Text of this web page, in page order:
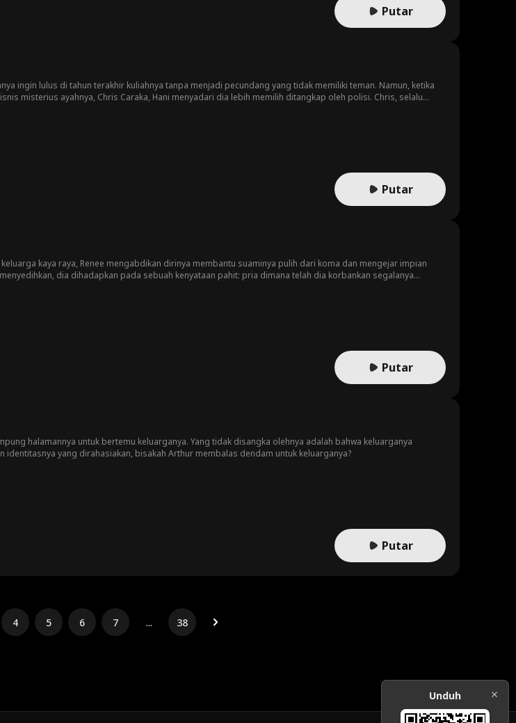
Putar
ingin lulus di tahun terakhir kuliahnya tanpa menjadi pecundang yang tidak memiliki teman. Namun, ketika
misterius ayahnya, Chris Caraka, Hani menyadari dia lebih memilih ditangkap oleh polisi. Chris, selalu
Putar
kaya raya, Renee mengabdikan dirinya membantu suaminya pulih dari koma dan mengejar impian
dia dihadapkan pada sebuah kenyataan pahit: pria dimana telah dia korbankan segalanya
Putar
halamannya untuk bertemu keluarganya. Yang tidak disangka olehnya adalah bahwa keluarganya
yang dirahasiakan, bisakah Arthur membalas dendam untuk keluarganya?
Putar
4 5 6 7 ... 38
Unduh